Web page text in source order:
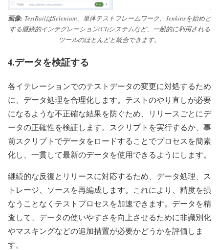
画像: TestRailはSelenium、単体テストフレームワーク、Jenkinsを始めと
する継続的インテグレーション(CI)システムなど、一般的に利用される
ツールのほとんどと統合できます。
4.データを検証する
各イテレーションでのテストデータの変更に対処するため
に、データ処理を合理化します。テストのやり直しが必要
になるような不正確な結果を防ぐため、リリースごとにデ
ータの正確性を検証します。スクリプトを実行するか、事
前スクリプトでデータをロードすることでプロセスを簡素
化し、一貫して最新のデータを使用できるようにします。
継続的な反復とリリースに対応するため、データ処理、ス
トレージ、ソースを再編成します。これにより、精度を損
なうことなくテストプロセスを加速できます。データを精
査して、データの使いやすさを向上させるために非識別化
やマスキングなどの追加措置が必要かどうかを評価しま
す。